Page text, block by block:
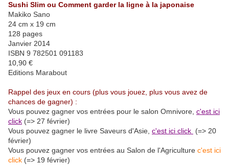
Sushi Slim ou Comment garder la ligne à la japonaise
Makiko Sano
24 cm x 19 cm
128 pages
Janvier 2014
ISBN 9 782501 091183
10,90 €
Editions Marabout
Rappel des jeux en cours (plus vous jouez, plus vous avez de
chances de gagner) :
Vous pouvez gagner vos entrées pour le salon Omnivore, c'est ici
click (=> 27 février)
Vous pouvez gagner le livre Saveurs d'Asie, c'est ici click (=> 20
février)
Vous pouvez gagner vos entrées au Salon de l'Agriculture c'est ici
click (=> 19 février)